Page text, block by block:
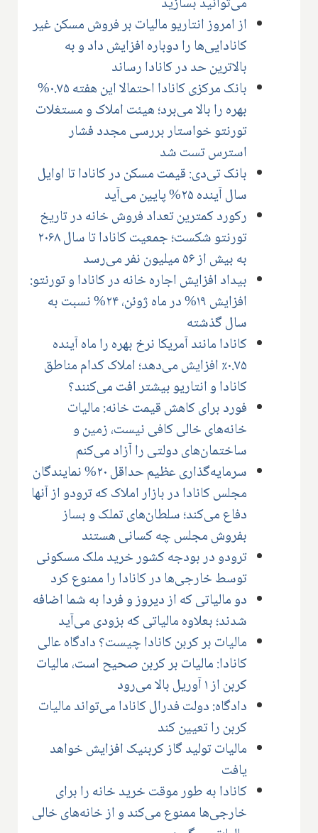
از امروز انتاریو مالیات بر فروش مسکن غیر
کانادایی‌ها را دوباره افزایش داد و به
بالاترین حد در کانادا رساند
بانک مرکزی کانادا احتمالا این هفته ۰.۷۵%
بهره را بالا می‌برد؛ هیئت املاک و مستغلات
تورنتو خواستار بررسی مجدد فشار
استرس تست شد
بانک تی‌دی: قیمت مسکن در کانادا تا اوایل
سال آینده ۲۵% پایین می‌آید
رکورد کمترین تعداد فروش خانه در تاریخ
تورنتو شکست؛ جمعیت کانادا تا سال ۲۰۶۸
به بیش از ۵۶ میلیون نفر می‌رسد
بیداد افزایش اجاره خانه در کانادا و تورنتو:
افزایش ۱۹% در ماه ژوئن، ۲۴% نسبت به
سال گذشته
کانادا مانند آمریکا نرخ بهره را ماه آینده
۰.۷۵٪ افزایش می‌دهد؛ املاک کدام مناطق
کانادا و انتاریو بیشتر افت می‌کنند؟
فورد برای کاهش قیمت خانه: مالیات
خانه‌های خالی کافی نیست، زمین و
ساختمان‌های دولتی را آزاد می‌کنم
سرمایه‌گذاری عظیم حداقل ۲۰% نمایندگان
مجلس کانادا در بازار املاک که ترودو از آنها
دفاع می‌کند؛ سلطان‌های تملک و بساز
بفروش مجلس چه کسانی هستند
ترودو در بودجه کشور خرید ملک مسکونی
توسط خارجی‌ها در کانادا را ممنوع کرد
دو مالیاتی که از دیروز و فردا به شما اضافه
شدند؛ بعلاوه مالیاتی که بزودی می‌آید
مالیات بر کربن کانادا چیست؟ دادگاه عالی
کانادا: مالیات بر کربن صحیح است، مالیات
کربن از ۱ آوریل بالا می‌رود
دادگاه: دولت فدرال کانادا می‌تواند مالیات
کربن را تعیین کند
مالیات تولید گاز کربنیک افزایش خواهد
یافت
کانادا به طور موقت خرید خانه‌ را برای
خارجی‌ها ممنوع می‌کند و از خانه‌های خالی